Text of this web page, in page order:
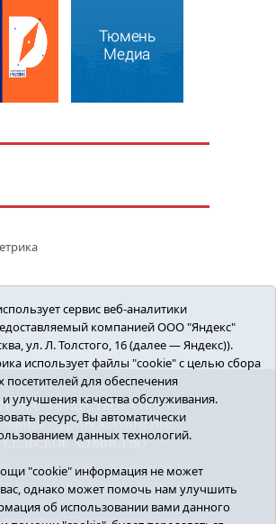
ОБЩЕСТВО
СПОРТ
ЗДРАВООХРАНЕНИЕ
СЕЛЬСКОЕ ХОЗЯЙСТВО
Armizon72.ру. Главный редактор:
Михайлович. Учредитель:
«Армизонский вестник». E-mail:
Регистрационный
сервис веб-аналитики
компанией ООО "Яндекс"
ул. Л. Толстого, 16 (далее — Яндекс)).
использует файлы "cookie" с целью сбора
посетителей для обеспечения
улучшения качества обслуживания.
ресурс, Вы автоматически
данных технологий.
"cookie" информация не может
однако может помочь нам улучшить
об использовании вами данного